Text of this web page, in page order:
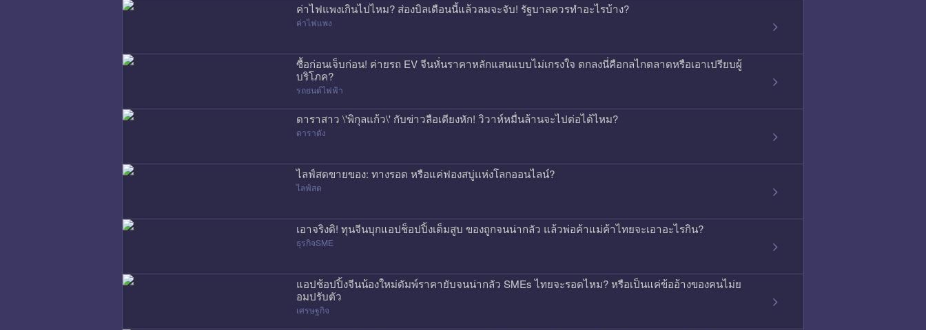
ค่าไฟแพงเกินไปไหม? ส่องบิลเดือนนี้แล้วลมจะจับ! รัฐบาลควรทำอะไรบ้าง?
ค่าไฟแพง
ซื้อก่อนเจ็บก่อน! ค่ายรถ EV จีนหั่นราคาหลักแสนแบบไม่เกรงใจ ตกลงนี่คือกลไกตลาดหรือเอาเปรียบผู้
บริโภค?
รถยนต์ไฟฟ้า
ดาราสาว \'พิกุลแก้ว\' กับข่าวลือเตียงหัก! วิวาห์หมื่นล้านจะไปต่อได้ไหม?
ดาราดัง
ไลฟ์สดขายของ: ทางรอด หรือแค่ฟองสบู่แห่งโลกออนไลน์?
ไลฟ์สด
เอาจริงดิ! ทุนจีนบุกแอปช็อปปิ้งเต็มสูบ ของถูกจนน่ากลัว แล้วพ่อค้าแม่ค้าไทยจะเอาอะไรกิน?
ธุรกิจSME
แอปช้อปปิ้งจีนน้องใหม่ดัมพ์ราคายับจนน่ากลัว SMEs ไทยจะรอดไหม? หรือเป็นแค่ข้ออ้างของคนไม่ย
อมปรับตัว
เศรษฐกิจ